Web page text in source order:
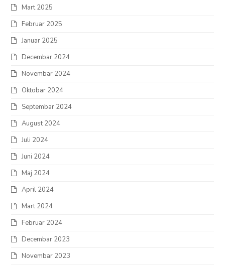
Mart 2025
Februar 2025
Januar 2025
Decembar 2024
Novembar 2024
Oktobar 2024
Septembar 2024
August 2024
Juli 2024
Juni 2024
Maj 2024
April 2024
Mart 2024
Februar 2024
Decembar 2023
Novembar 2023